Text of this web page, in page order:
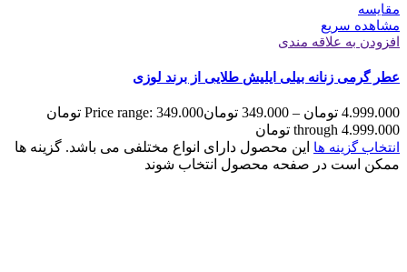
مقایسه
مشاهده سریع
افزودن به علاقه مندی
عطر گرمی زنانه بیلی ایلیش طلایی از برند لوزی
4.999.000 تومان –
349.000 تومان
Price range: 349.000 تومان
through 4.999.000 تومان
انتخاب گزینه ها
این محصول دارای انواع مختلفی می باشد. گزینه ها
ممکن است در صفحه محصول انتخاب شوند